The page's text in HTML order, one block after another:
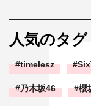
人気のタグ
timelesz
乃木坂46 櫻